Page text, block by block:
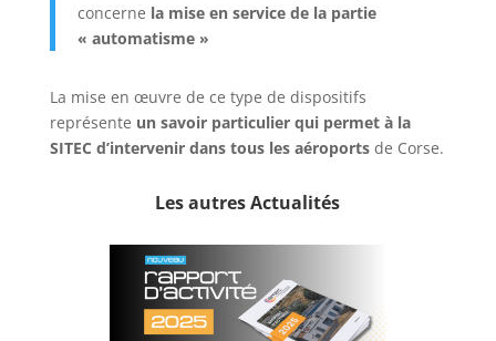
concerne la mise en service de la partie
« automatisme »
La mise en œuvre de ce type de dispositifs
représente un savoir particulier qui permet à la
SITEC d’intervenir dans tous les aéroportsde Corse.
Les autres Actualités